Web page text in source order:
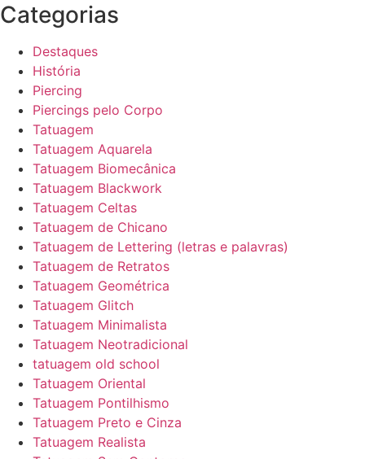
Categorias
Destaques
História
Piercing
Piercings pelo Corpo
Tatuagem
Tatuagem Aquarela
Tatuagem Biomecânica
Tatuagem Blackwork
Tatuagem Celtas
Tatuagem de Chicano
Tatuagem de Lettering (letras e palavras)
Tatuagem de Retratos
Tatuagem Geométrica
Tatuagem Glitch
Tatuagem Minimalista
Tatuagem Neotradicional
tatuagem old school
Tatuagem Oriental
Tatuagem Pontilhismo
Tatuagem Preto e Cinza
Tatuagem Realista